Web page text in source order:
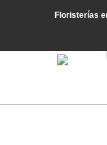
Floristerías